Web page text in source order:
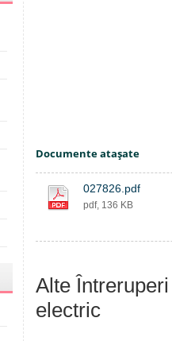
Documente ataşate
027826.pdf
pdf, 136 KB
Alte
electric